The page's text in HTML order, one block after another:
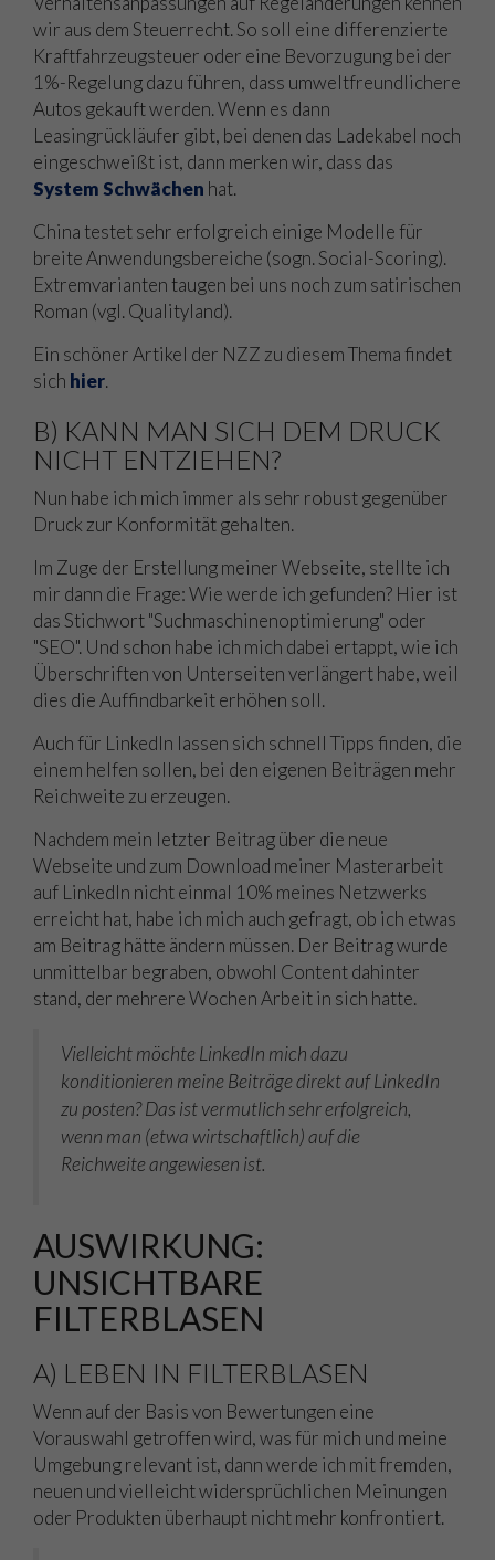
wir aus dem Steuerrecht. So soll eine differenzierte
Kraftfahrzeugsteuer oder eine Bevorzugung bei der
1%-Regelung dazu führen, dass umweltfreundlichere
Autos gekauft werden. Wenn es dann
Leasingrückläufer gibt, bei denen das Ladekabel noch
eingeschweißt ist, dann merken wir, dass das
System Schwächen hat.
China testet sehr erfolgreich einige Modelle für
breite Anwendungsbereiche (sogn. Social-Scoring).
Extremvarianten taugen bei uns noch zum satirischen
Roman (vgl. Qualityland).
Ein schöner Artikel der NZZ zu diesem Thema findet
sich hier.
B) KANN MAN SICH DEM DRUCK
NICHT ENTZIEHEN?
Nun habe ich mich immer als sehr robust gegenüber
Druck zur Konformität gehalten.
Im Zuge der Erstellung meiner Webseite, stellte ich
mir dann die Frage: Wie werde ich gefunden? Hier ist
das Stichwort "Suchmaschinenoptimierung" oder
"SEO". Und schon habe ich mich dabei ertappt, wie ich
Überschriften von Unterseiten verlängert habe, weil
dies die Auffindbarkeit erhöhen soll.
Auch für LinkedIn lassen sich schnell Tipps finden, die
einem helfen sollen, bei den eigenen Beiträgen mehr
Reichweite zu erzeugen.
Nachdem mein letzter Beitrag über die neue
Webseite und zum Download meiner Masterarbeit
auf LinkedIn nicht einmal 10% meines Netzwerks
erreicht hat, habe ich mich auch gefragt, ob ich etwas
am Beitrag hätte ändern müssen. Der Beitrag wurde
unmittelbar begraben, obwohl Content dahinter
stand, der mehrere Wochen Arbeit in sich hatte.
Vielleicht möchte LinkedIn mich dazu
konditionieren meine Beiträge direkt auf LinkedIn
zu posten? Das ist vermutlich sehr erfolgreich,
wenn man (etwa wirtschaftlich) auf die
Reichweite angewiesen ist.
AUSWIRKUNG:
UNSICHTBARE
FILTERBLASEN
A) LEBEN IN FILTERBLASEN
Wenn auf der Basis von Bewertungen eine
Vorauswahl getroffen wird, was für mich und meine
Umgebung relevant ist, dann werde ich mit fremden,
neuen und vielleicht widersprüchlichen Meinungen
oder Produkten überhaupt nicht mehr konfrontiert.